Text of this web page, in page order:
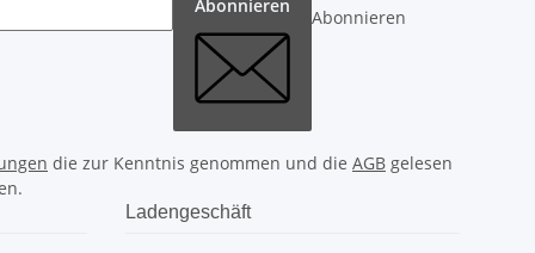
Abonnieren
Abonnieren
die zur Kenntnis genommen und die AGB gelesen
Ladengeschäft